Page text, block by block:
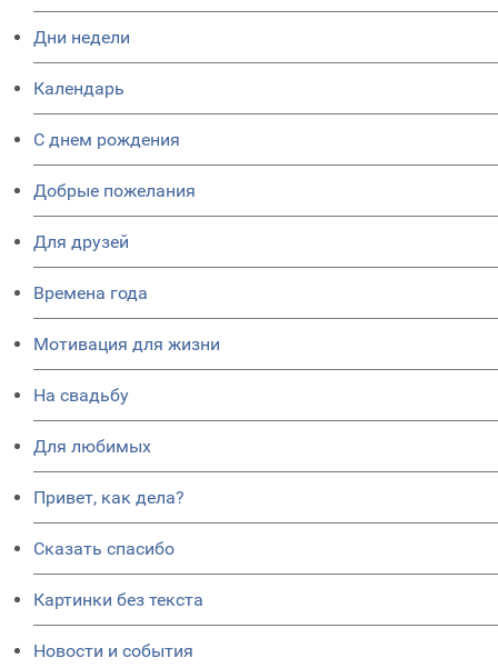
Дни недели
Календарь
C днем рождения
Добрые пожелания
Для друзей
Времена года
Мотивация для жизни
На свадьбу
Для любимых
Привет, как дела?
Сказать спасибо
Картинки без текста
Новости и события